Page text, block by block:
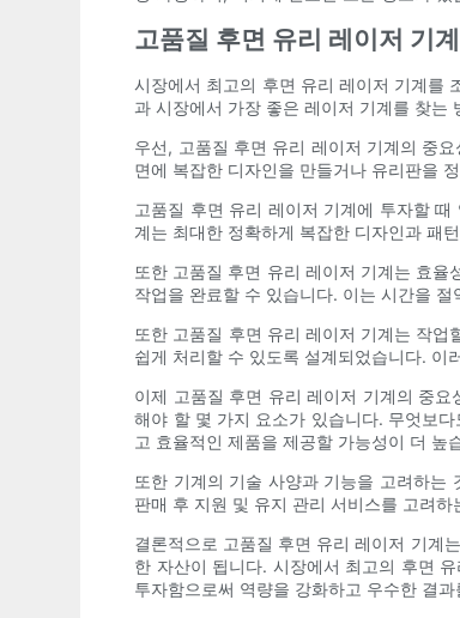
고품질 후면 유리 레이저 기
시장에서 최고의 후면 유리 레이저 기계를
과 시장에서 가장 좋은 레이저 기계를 찾는
우선, 고품질 후면 유리 레이저 기계의 중
면에 복잡한 디자인을 만들거나 유리판을
고품질 후면 유리 레이저 기계에 투자할
계는 최대한 정확하게 복잡한 디자인과 패
또한 고품질 후면 유리 레이저 기계는 효
작업을 완료할 수 있습니다. 이는 시간을
또한 고품질 후면 유리 레이저 기계는 작
쉽게 처리할 수 있도록 설계되었습니다. 이
이제 고품질 후면 유리 레이저 기계의 중
해야 할 몇 가지 요소가 있습니다. 무엇보
고 효율적인 제품을 제공할 가능성이 더 높
또한 기계의 기술 사양과 기능을 고려하는
판매 후 지원 및 유지 관리 서비스를 고려
결론적으로 고품질 후면 유리 레이저 기계
한 자산이 됩니다. 시장에서 최고의 후면
투자함으로써 역량을 강화하고 우수한 결